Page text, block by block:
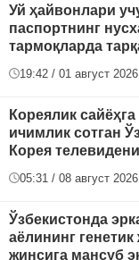
Уй ҳайвонлари
паспортнинг
тармоқларда
19:42 / 01 август 2026
Кореялик
ичимлик сотган
Корея
05:31 / 08 август 2026
Ўзбекистонда
аёлининг
жинсига мансуб